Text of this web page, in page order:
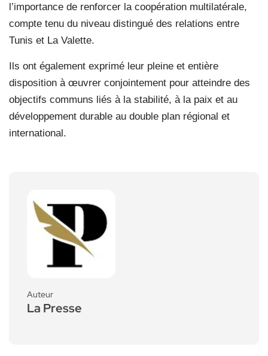
l’importance de renforcer la coopération multilatérale,
compte tenu du niveau distingué des relations entre
Tunis et La Valette.
Ils ont également exprimé leur pleine et entière
disposition à œuvrer conjointement pour atteindre des
objectifs communs liés à la stabilité, à la paix et au
développement durable au double plan régional et
international.
Auteur
La Presse